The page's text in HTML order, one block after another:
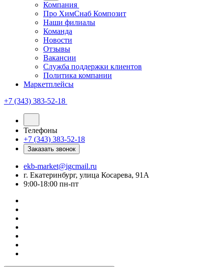
Компания
Про ХимСнаб Композит
Наши филиалы
Команда
Новости
Отзывы
Вакансии
Служба поддержки клиентов
Политика компании
Маркетплейсы
+7 (343) 383-52-18
Телефоны
+7 (343) 383-52-18
Заказать звонок
ekb-market@igcmail.ru
г. Екатеринбург, улица Косарева, 91А
9:00-18:00 пн-пт